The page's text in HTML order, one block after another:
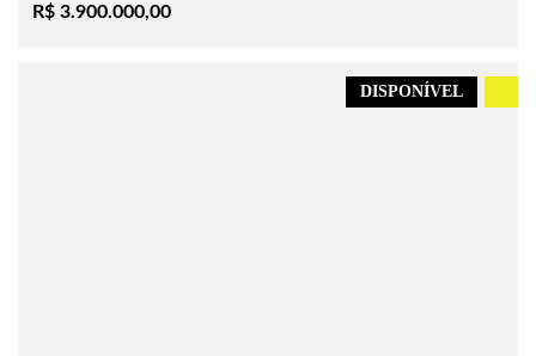
R$ 3.900.000,00
DISPONÍVEL